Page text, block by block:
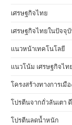
เศรษฐกิจไทย
เศรษฐกิจไทยในปัจจุ
แนวหน้าเทคโนโลยี
แนวโน้ม เศรษฐกิจไท
โครงสร้างทางการเมื
โปรตีนจากถั่วลันเตา
โปรตีนลดน้ำหนัก